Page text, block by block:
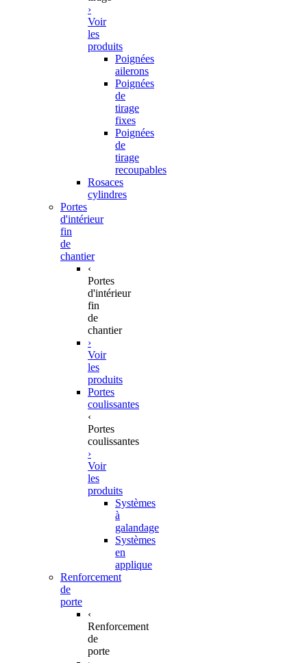
›
Voir
les
produits
Poignées
ailerons
Poignées
de
tirage
fixes
Poignées
de
tirage
recoupables
Rosaces
cylindres
Portes
d'intérieur
fin
de
chantier
‹
Portes
d'intérieur
fin
de
chantier
›
Voir
les
produits
Portes
coulissantes
‹
Portes
coulissantes
›
Voir
les
produits
Systèmes
à
galandage
Systèmes
en
applique
Renforcement
de
porte
‹
Renforcement
de
porte